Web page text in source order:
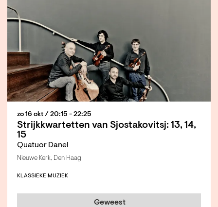
Strijkkwartetten van Sjostakovitsj: 13, 14,
15
Quatuor Danel
zo 16 okt / 20:15 - 22:25
Nieuwe Kerk, Den Haag
KLASSIEKE MUZIEK
Geweest